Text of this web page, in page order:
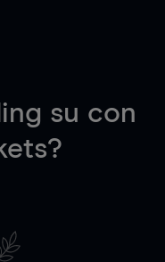
su con